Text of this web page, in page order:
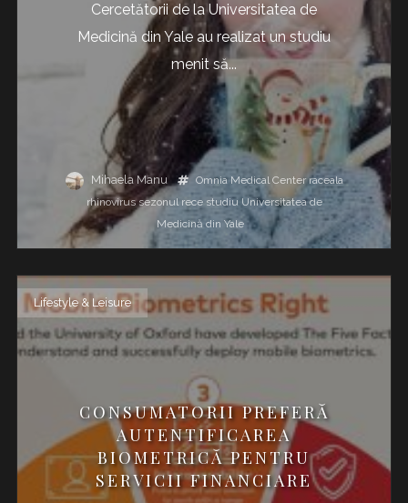
Cercetătorii de la Universitatea de
Medicină din Yale au realizat un studiu
menit să...
Mihaela Manu Omnia Medical Center raceala
rhinovirus sezonul rece studiu Universitatea de
Medicină din Yale
Lifestyle & Leisure
CONSUMATORII PREFERĂ
AUTENTIFICAREA
BIOMETRICĂ PENTRU
SERVICII FINANCIARE